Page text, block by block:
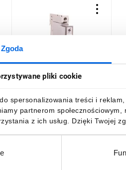
Zgoda
pliki cookie
spersonalizowania treści i
partnerom
z ich usług. Dzięki Twojej
Ogranicznik przepięć Typ
T1+T2 1P 12,5kA 320V AC
TNS) 412270
338,39 złbrutto